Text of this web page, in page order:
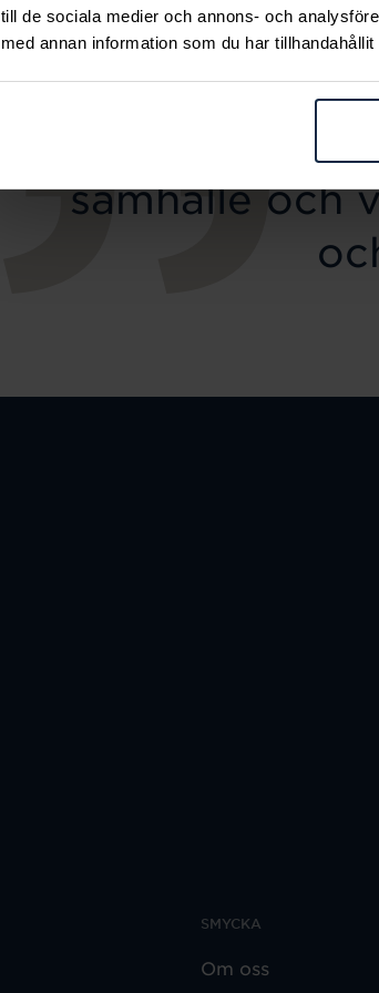
till de sociala medier och annons- och
med annan information som du har
Smycka
samhälle och
SMYCKA
Om oss